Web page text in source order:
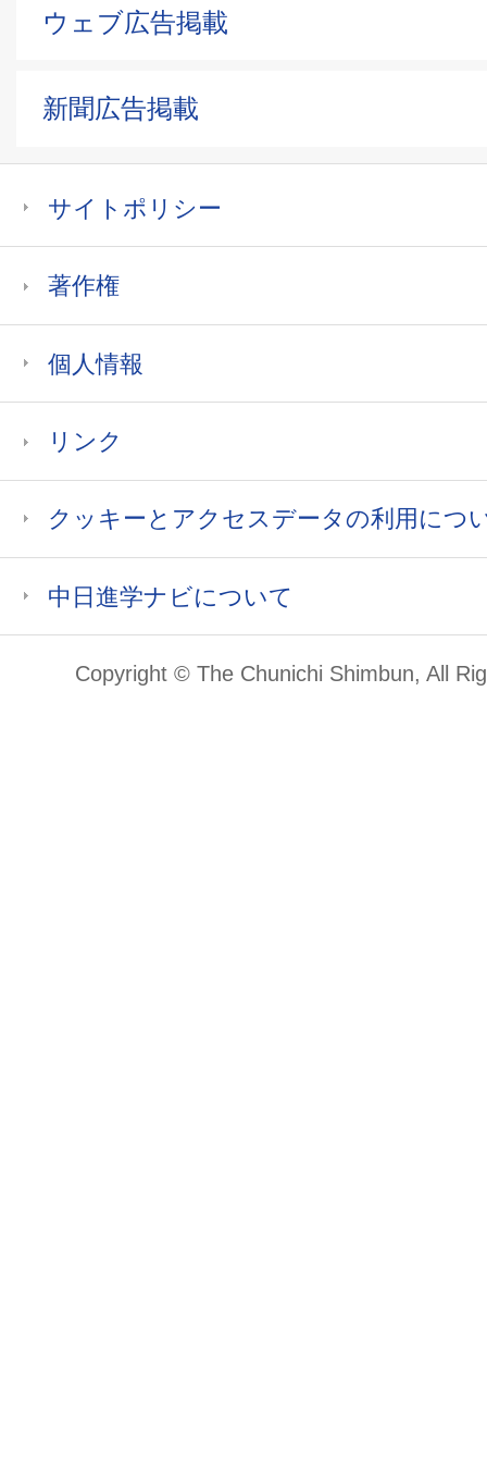
ウェブ広告掲載
新聞広告掲載
サイトポリシー
著作権
個人情報
リンク
クッキーとアクセスデータの利用につ
中日進学ナビについて
Copyright © The Chunichi Shimbun, All